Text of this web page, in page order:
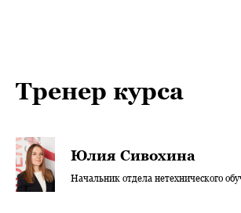
Тренер курса
Юлия Сивохина
Начальник отдела нетехнического